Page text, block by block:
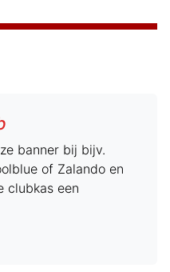
banner bij bijv.
of Zalando en
clubkas een